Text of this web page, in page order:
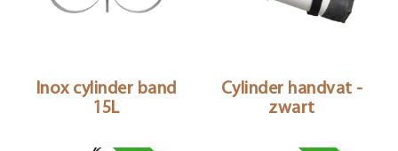
Inox cylinder band
15L
Cylinder handvat -
zwart